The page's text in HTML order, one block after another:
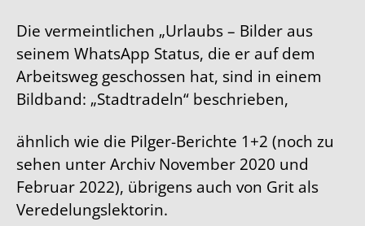
Die vermeintlichen „Urlaubs – Bilder aus
seinem WhatsApp Status, die er auf dem
Arbeitsweg geschossen hat, sind in einem
Bildband: „Stadtradeln“ beschrieben,
ähnlich wie die Pilger-Berichte 1+2 (noch zu
sehen unter Archiv November 2020 und
Februar 2022), übrigens auch von Grit als
Veredelungslektorin.